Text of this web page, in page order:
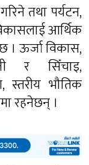
तथा पर्यटन,
आर्थिक
। ऊर्जा विकास,
र सिँचाइ,
स्तरीय भौतिक
रहनेछन् ।